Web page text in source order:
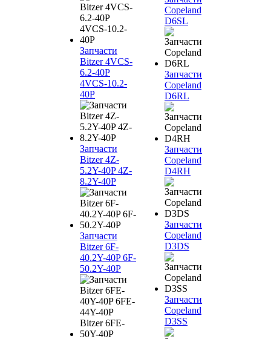
Запчасти
Bitzer 4VCS-
6.2-40P
4VCS-10.2-
40P
Запчасти
Bitzer 4Z-
5.2Y-40P 4Z-
8.2Y-40P
Запчасти
Bitzer 6F-
40.2Y-40P 6F-
50.2Y-40P
Copeland
D6SL
Запчасти
Copeland
D6RL
Запчасти
Copeland
D4RH
Запчасти
Copeland
D3DS
Запчасти
Copeland
D3SS